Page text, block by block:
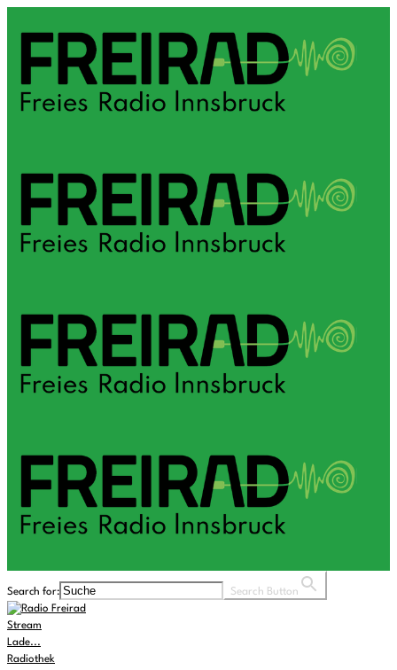
Search for: Search Button
Stream
Lade...
Radiothek